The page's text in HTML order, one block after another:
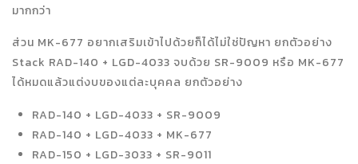
มากกว่า
ส่วน MK-677 อยากเสริมเข้าไปด้วยก็ได้ไม่ใช่ปัญหา ยกตัวอย่าง
Stack RAD-140 + LGD-4033 จบด้วย SR-9009 หรือ MK-677
ได้หมดแล้วแต่งบของแต่ละบุคคล ยกตัวอย่าง
RAD-140 + LGD-4033 + SR-9009
RAD-140 + LGD-4033 + MK-677
RAD-150 + LGD-3033 + SR-9011